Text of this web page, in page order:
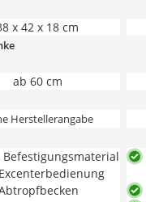
x 42 x 18 cm
ab 60 cm
Herstellerangabe
Befestigungsmaterial